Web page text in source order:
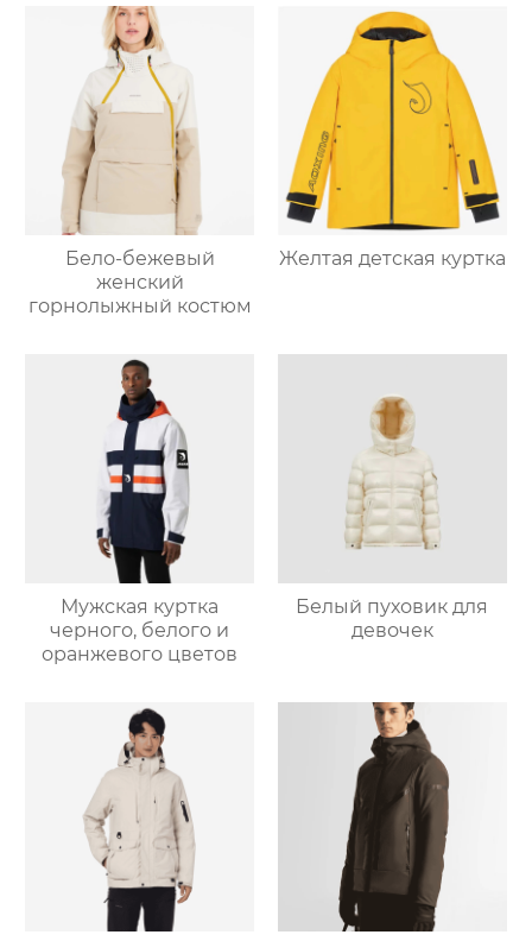
Бело-бежевый
женский
горнолыжный костюм
Желтая детская куртка
Мужская куртка
черного, белого и
оранжевого цветов
Белый пуховик для
девочек